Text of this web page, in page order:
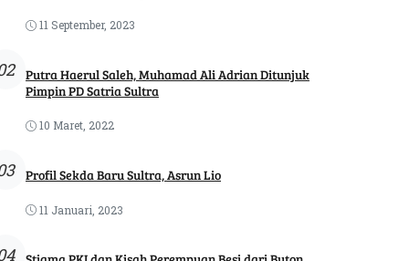
11 September, 2023
Putra Haerul Saleh, Muhamad Ali Adrian Ditunjuk
Pimpin PD Satria Sultra
10 Maret, 2022
Profil Sekda Baru Sultra, Asrun Lio
11 Januari, 2023